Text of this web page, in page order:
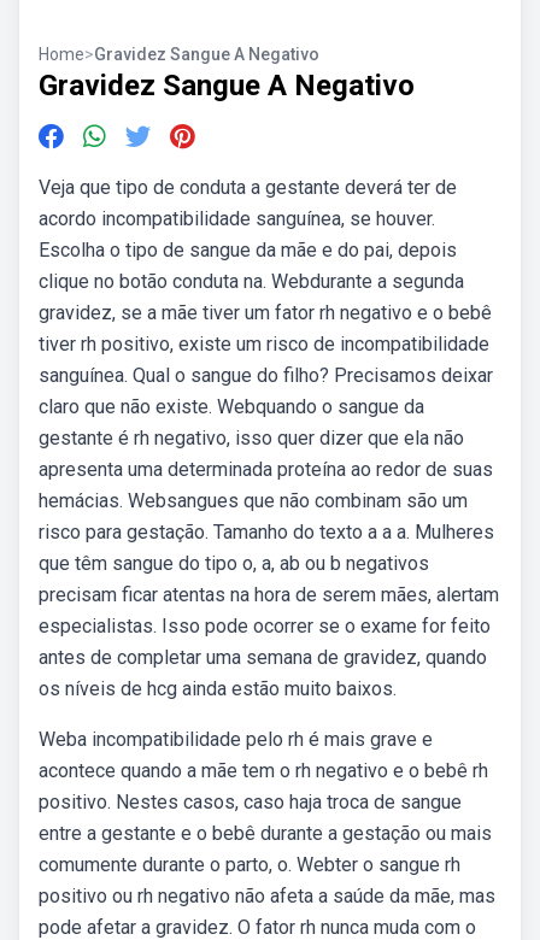
Home>Gravidez Sangue A Negativo
Gravidez Sangue A Negativo
Veja que tipo de conduta a gestante deverá ter de
acordo incompatibilidade sanguínea, se houver.
Escolha o tipo de sangue da mãe e do pai, depois
clique no botão conduta na. Webdurante a segunda
gravidez, se a mãe tiver um fator rh negativo e o bebê
tiver rh positivo, existe um risco de incompatibilidade
sanguínea. Qual o sangue do filho? Precisamos deixar
claro que não existe. Webquando o sangue da
gestante é rh negativo, isso quer dizer que ela não
apresenta uma determinada proteína ao redor de suas
hemácias. Websangues que não combinam são um
risco para gestação. Tamanho do texto a a a. Mulheres
que têm sangue do tipo o, a, ab ou b negativos
precisam ficar atentas na hora de serem mães, alertam
especialistas. Isso pode ocorrer se o exame for feito
antes de completar uma semana de gravidez, quando
os níveis de hcg ainda estão muito baixos.
Weba incompatibilidade pelo rh é mais grave e
acontece quando a mãe tem o rh negativo e o bebê rh
positivo. Nestes casos, caso haja troca de sangue
entre a gestante e o bebê durante a gestação ou mais
comumente durante o parto, o. Webter o sangue rh
positivo ou rh negativo não afeta a saúde da mãe, mas
pode afetar a gravidez. O fator rh nunca muda com o